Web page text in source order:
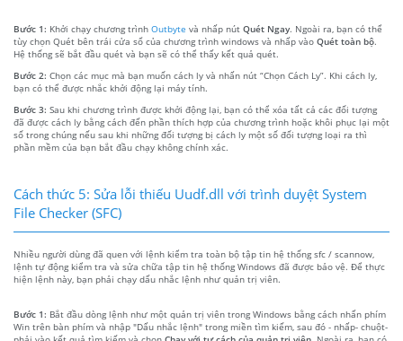
Bước 1: Khởi chạy chương trình Outbyte và nhấp nút Quét Ngay. Ngoài ra, bạn có thể
tùy chọn Quét bên trái cửa sổ của chương trình windows và nhấp vào Quét toàn bộ.
Hệ thống sẽ bắt đầu quét và bạn sẽ có thể thấy kết quả quét.
Bước 2: Chọn các mục mà bạn muốn cách ly và nhấn nút “Chọn Cách Ly”. Khi cách ly,
bạn có thể được nhắc khởi động lại máy tính.
Bước 3: Sau khi chương trình được khởi động lại, bạn có thể xóa tất cả các đối tượng
đã được cách ly bằng cách đến phần thích hợp của chương trình hoặc khôi phục lại một
số trong chúng nếu sau khi những đối tượng bị cách ly một số đối tượng loại ra thì
phần mềm của bạn bắt đầu chạy không chính xác.
Cách thức 5: Sửa lỗi thiếu Uudf.dll với trình duyệt System
File Checker (SFC)
Nhiều người dùng đã quen với lệnh kiểm tra toàn bộ tập tin hệ thống sfc / scannow,
lệnh tự động kiểm tra và sửa chữa tập tin hệ thống Windows đã được bảo vệ. Để thực
hiện lệnh này, bạn phải chạy dấu nhắc lệnh như quản trị viên.
Bước 1: Bắt đầu dòng lệnh như một quản trị viên trong Windows bằng cách nhấn phím
Win trên bàn phím và nhập "Dấu nhắc lệnh" trong miền tìm kiếm, sau đó - nhấp- chuột-